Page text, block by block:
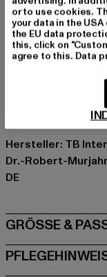
Schnitt: Locker
Marke: Urban
Kat.: T-Shirts
Farbe: grün
Hersteller Farbe:
Art.Nr: TB006-
Hersteller: TB
Dr.-Robert-
DE
GRÖSSE
or to use cookies.
your data in the
the EU data
this, click on
agree to this. Data